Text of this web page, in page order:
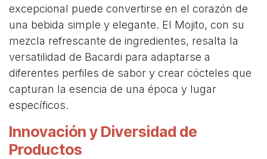
excepcional puede convertirse en el corazón de
una bebida simple y elegante. El Mojito, con su
mezcla refrescante de ingredientes, resalta la
versatilidad de Bacardi para adaptarse a
diferentes perfiles de sabor y crear cócteles que
capturan la esencia de una época y lugar
específicos.
Innovación y Diversidad de
Productos